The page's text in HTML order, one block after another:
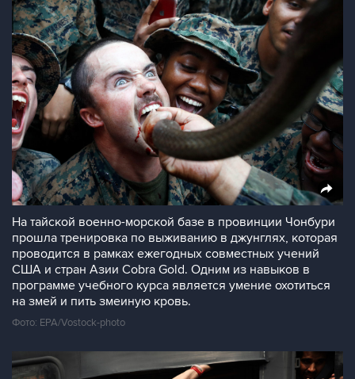
На тайской военно-морской базе в провинции Чонбури
прошла тренировка по выживанию в джунглях, которая
проводится в рамках ежегодных совместных учений
США и стран Азии Cobra Gold. Одним из навыков в
программе учебного курса является умение охотиться
на змей и пить змеиную кровь.
Фото: EPA/Vostock-photo